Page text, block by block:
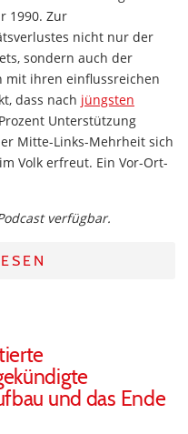
1990. Zur
nicht nur der
sondern auch der
mit ihren einflussreichen
dass nach jüngsten
Unterstützung
Mitte-Links-Mehrheit sich
Volk erfreut. Ein Vor-Ort-
verfügbar.
und das Ende